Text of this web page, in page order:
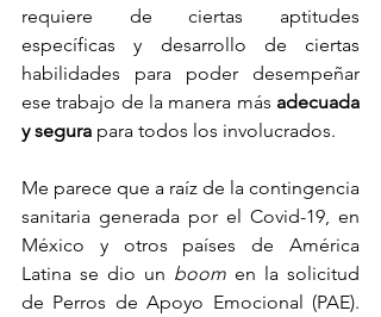
requiere de ciertas aptitudes
específicas y desarrollo de ciertas
habilidades para poder desempeñar
ese trabajo de la manera más adecuada
y segura para todos los involucrados.
Me parece que a raíz de la contingencia
sanitaria generada por el Covid-19, en
México y otros países de América
Latina se dio un boom en la solicitud
de Perros de Apoyo Emocional (PAE).